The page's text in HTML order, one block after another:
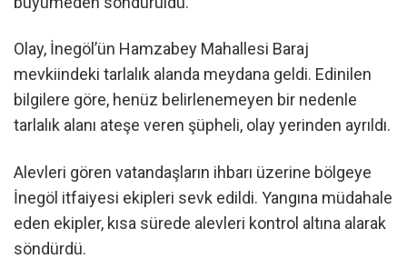
Olay, İnegöl’ün Hamzabey Mahallesi Baraj
mevkiindeki tarlalık alanda meydana geldi. Edinilen
bilgilere göre, henüz belirlenemeyen bir nedenle
tarlalık alanı ateşe veren şüpheli, olay yerinden ayrıldı.
Alevleri gören vatandaşların ihbarı üzerine bölgeye
İnegöl itfaiyesi ekipleri sevk edildi. Yangına müdahale
eden ekipler, kısa sürede alevleri kontrol altına alarak
söndürdü.